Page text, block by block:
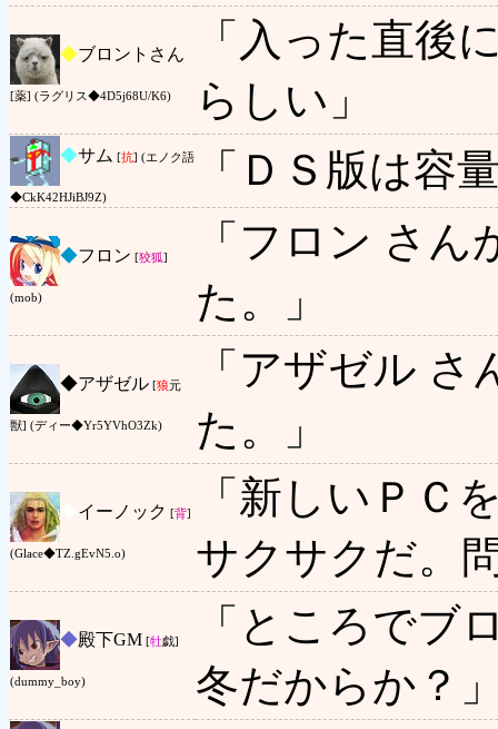
◆ブロントさん
[薬] (ラグリス◆4D5j68U/K6)
「入った直後
らしい」
◆サム [抗] (エノク語
◆CkK42HJiBJ9Z)
「ＤＳ版は容
◆フロン [狡狐]
(mob)
「フロン さ
た。」
◆アザゼル [狼元
獣] (ディー◆Yr5YVhO3Zk)
「アザゼル
た。」
イーノック [背]
(Glace◆TZ.gEvN5.o)
「新しいＰＣ
サクサクだ。
◆殿下GM [牡戯]
(dummy_boy)
「ところでブ
冬だからか？